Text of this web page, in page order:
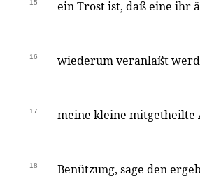
15 ein Trost ist, daß eine ihr
16 wiederum veranlaßt
17 meine kleine mitgetheilte
18 Benützung, sage den